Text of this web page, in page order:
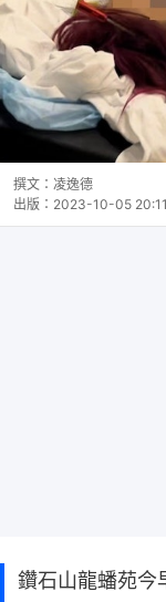
撰文： 凌逸德
出版： 2023-10-05 20:11
鑽石山龍蟠苑今